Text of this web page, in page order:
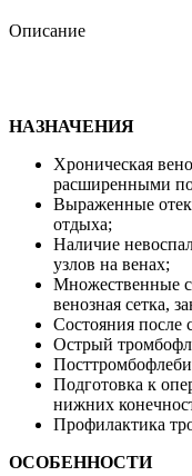
Описание
НАЗНАЧЕНИЯ
Хроническая
расширенными
Выраженные
отдыха;
Наличие
узлов на венах;
Множественные
венозная сетка,
Состояния после
Острый
Подготовка к
нижних
Профилактика
ОСОБЕННОСТИ